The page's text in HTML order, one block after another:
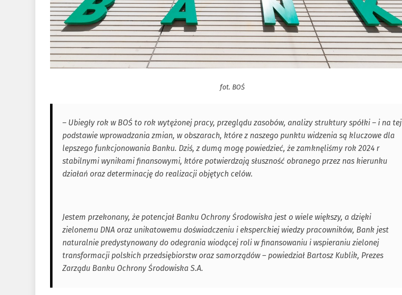
fot. BOŚ
– Ubiegły rok w BOŚ to rok wytężonej pracy, przeglądu zasobów, analizy struktury spółki – i na tej
podstawie wprowadzania zmian, w obszarach, które z naszego punktu widzenia są kluczowe dla
lepszego funkcjonowania Banku. Dziś, z dumą mogę powiedzieć, że zamknęliśmy rok 2024 r
stabilnymi wynikami finansowymi, które potwierdzają słuszność obranego przez nas kierunku
działań oraz determinację do realizacji objętych celów.
Jestem przekonany, że potencjał Banku Ochrony Środowiska jest o wiele większy, a dzięki
zielonemu DNA oraz unikatowemu doświadczeniu i eksperckiej wiedzy pracowników, Bank jest
naturalnie predystynowany do odegrania wiodącej roli w finansowaniu i wspieraniu zielonej
transformacji polskich przedsiębiorstw oraz samorządów – powiedział Bartosz Kublik, Prezes
Zarządu Banku Ochrony Środowiska S.A.